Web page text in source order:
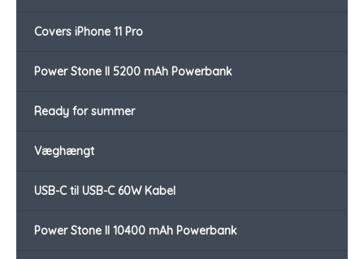
Covers iPhone 11 Pro
Power Stone II 5200 mAh Powerbank
Ready for summer
Væghængt
USB-C til USB-C 60W Kabel
Power Stone II 10400 mAh Powerbank